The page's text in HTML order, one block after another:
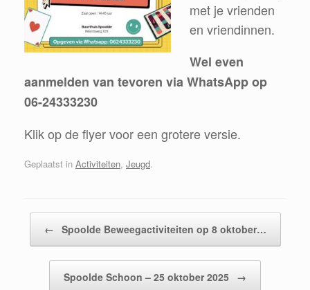
met je vrienden
en vriendinnen.
Wel even
aanmelden van tevoren via WhatsApp op
06-24333230
Klik op de flyer voor een grotere versie.
Geplaatst in Activiteiten, Jeugd.
← Spoolde Beweegactiviteiten op 8 oktober…
Spoolde Schoon – 25 oktober 2025 →